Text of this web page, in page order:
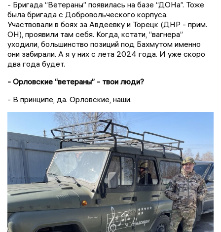
- Бригада “Ветераны” появилась на базе “ДОНа”. Тоже
была бригада с Добровольческого корпуса.
Участвовали в боях за Авдеевку и Торецк (ДНР - прим.
ОН), проявили там себя. Когда, кстати, “вагнера”
уходили, большинство позиций под Бахмутом именно
они забирали. А я у них с лета 2024 года. И уже скоро
два года будет.
- Орловские “ветераны” - твои люди?
- В принципе, да. Орловские, наши.